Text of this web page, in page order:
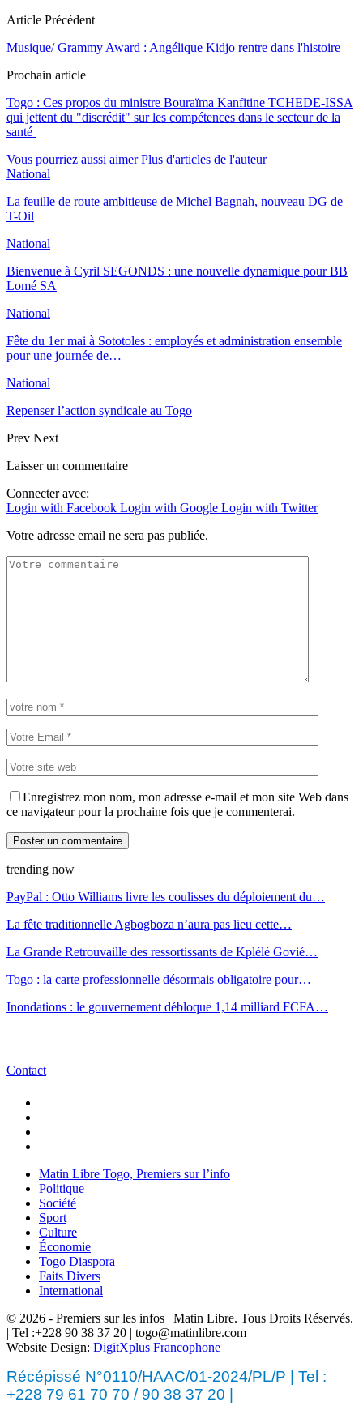
Article Précédent
Musique/ Grammy Award : Angélique Kidjo rentre dans l'histoire
Prochain article
Togo : Ces propos du ministre Bouraïma Kanfitine TCHEDE-ISSA
qui jettent du "discrédit" sur les compétences dans le secteur de la
santé
Vous pourriez aussi aimer Plus d'articles de l'auteur
National
La feuille de route ambitieuse de Michel Bagnah, nouveau DG de
T-Oil
National
Bienvenue à Cyril SEGONDS : une nouvelle dynamique pour BB
Lomé SA
National
Fête du 1er mai à Sototoles : employés et administration ensemble
pour une journée de…
National
Repenser l’action syndicale au Togo
Prev Next
Laisser un commentaire
Connecter avec:
Login with Facebook Login with Google Login with Twitter
Votre adresse email ne sera pas publiée.
Enregistrez mon nom, mon adresse e-mail et mon site Web dans
ce navigateur pour la prochaine fois que je commenterai.
trending now
PayPal : Otto Williams livre les coulisses du déploiement du…
La fête traditionnelle Agbogboza n’aura pas lieu cette…
La Grande Retrouvaille des ressortissants de Kplélé Govié…
Togo : la carte professionnelle désormais obligatoire pour…
Inondations : le gouvernement débloque 1,14 milliard FCFA…
Contact
Matin Libre Togo, Premiers sur l’info
Politique
Société
Sport
Culture
Économie
Togo Diaspora
Faits Divers
International
© 2026 - Premiers sur les infos | Matin Libre. Tous Droits Réservés.
| Tel :+228 90 38 37 20 | togo@matinlibre.com
Website Design: DigitXplus Francophone
Récépissé N°0110/HAAC/01-2024/PL/P | Tel :
+228 79 61 70 70 / 90 38 37 20 |